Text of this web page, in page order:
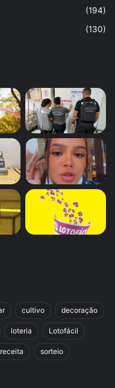
(194)
(130)
cultivo decoração
loteria Lotofácil
receita sorteio